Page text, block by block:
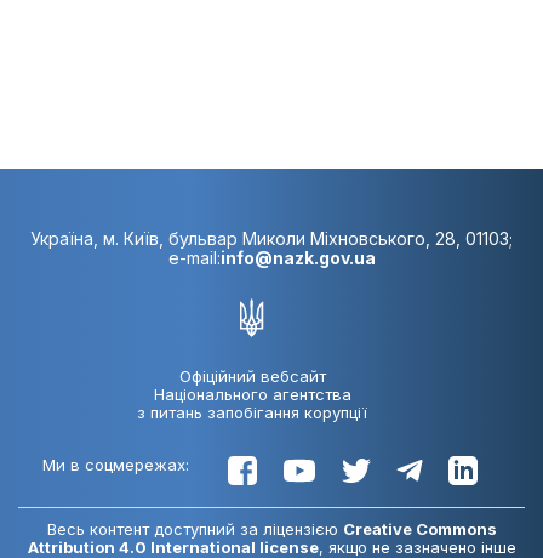
Україна, м. Київ, бульвар Миколи Міхновського, 28, 01103;
e-mail:info@nazk.gov.ua
Офіційний вебсайт
Національного агентства
з питань запобігання корупції
Ми в соцмережах:
Весь контент доступний за ліцензією Creative Commons
Attribution 4.0 International license, якщо не зазначено інше